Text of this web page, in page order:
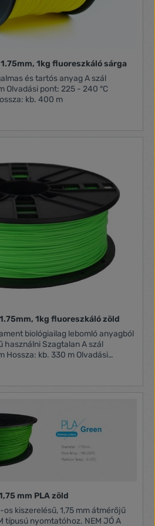
1kg fluoreszkáló sárga
Olvadási pont: 225 - 240 °C
kb. 400 m
1kg fluoreszkáló zöld
használni Szagtalan A szál
Hossza: kb. 330 m Olvadási
mm PLA zöld
os kiszerelésű, 1,75 mm átmérőjű
típusú nyomtatóhoz. NEM JÓ A